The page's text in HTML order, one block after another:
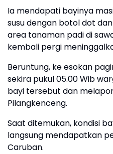
Ia mendapati bayinya
susu dengan botol dot
area tanaman padi di
kembali pergi
Beruntung, ke esokan
sekira pukul 05.00 Wib
bayi tersebut dan
Pilangkenceng.
Saat ditemukan, kondisi
langsung mendapatkan
Caruban.